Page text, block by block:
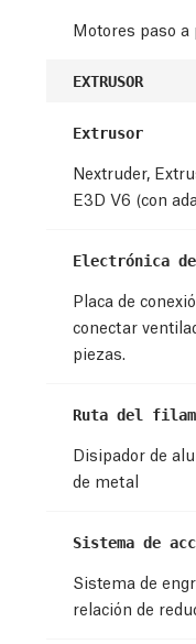
Motores paso a
EXTRUSOR
Extrusor
Nextruder,
E3D V6 (con
Electrónica
Placa de
conectar
piezas.
Ruta del
Disipador de
de metal
Sistema de
Sistema de
relación de